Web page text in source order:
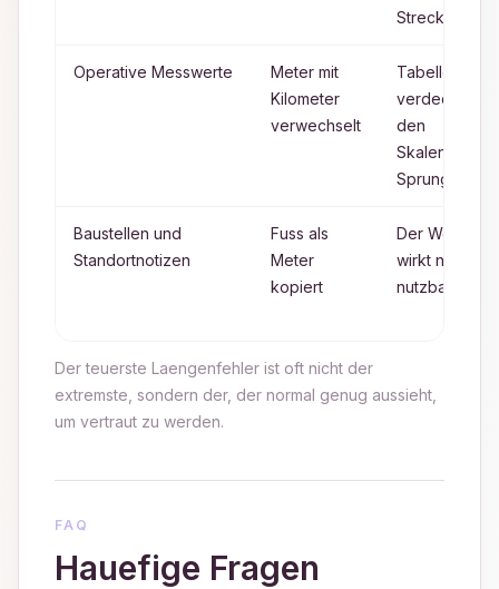
Strecke
Operative Messwerte
Meter mit
Kilometer
verwechselt
Tabellen
verdecken
den
Skalen
Sprung
Baustellen und
Standortnotizen
Fuss als
Meter
kopiert
Der Wert
wirkt noch
nutzbar
Der teuerste Laengenfehler ist oft nicht der
extremste, sondern der, der normal genug aussieht,
um vertraut zu werden.
FAQ
Hauefige Fragen